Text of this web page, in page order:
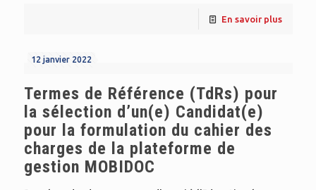
En savoir plus
12 janvier 2022
Termes de Référence (TdRs) pour
la sélection d’un(e) Candidat(e)
pour la formulation du cahier des
charges de la plateforme de
gestion MOBIDOC